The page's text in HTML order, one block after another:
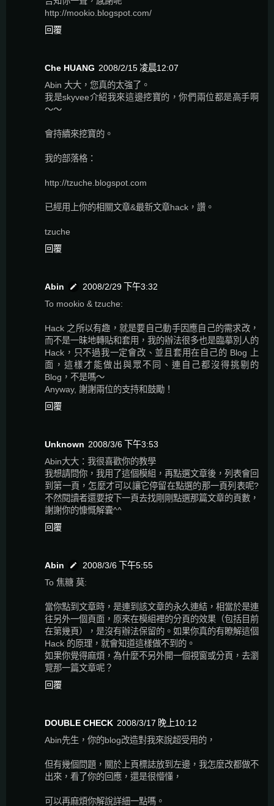
http://mookio.blogspot.com/
回覆
Che HUANG 2008/2/15 凌晨12:07
Abin 大大，您真的太強了。
我是skyvee介紹我來這邊挖寶的，你們兩位都是高手啊
～～
會持續來挖寶的。
我的部落格：
http://tzuche.blogspot.com
已經用上你的相關文章&最新文章hack，讚。
tzuche
回覆
Abin
2008/2/29 下午3:32
To mookio & tzuche:
Hack 之所以有趣，就是要自己動手因應自己的需求改，
而不是一昧地轉貼和套用，我的辦法很多也是臨摹別人的
Hack，只不過我一定會改、並且套用在自己的 Blog 上
面，這樣才能做出與眾不同、連自己都沒得挑剔的
Blog，不是嗎～
Anyway, 謝謝兩位的支持和鼓勵！
回覆
Unknown 2008/3/6 下午3:53
Abin大大：我很喜歡你的教學
我想請問你，我用了這個模組，再點選文章後，列表會回
到第一頁，怎麼才可以讓它停留在點選的那一頁列表呢?
不然閱讀者還要按下一頁去找剛剛點選那篇文章的頁數，
謝謝你的慷慨解囊^^
回覆
Abin
2008/3/6 下午5:55
To 焦糖 莫:
當你點到文章時，是連到該文章的永久連結，相當於是連
往另外一個頁面，原來在模組裡的分頁的效果（包括目前
在第幾頁），是沒有辦法保留的。如果你真的有瞭解這個
Hack 的原理，就會知道這樣做不到的。
如果你覺得麻煩，為什麼不另外開一個視窗或分頁，去瀏
覽那一篇文章呢？
回覆
DOUBLE CHECK 2008/3/17 晚上10:12
Abin先生，你的blog改造對我來說超受用的，
但有幾個問題，關於上頁標誌放到左邊，我怎麼改都做不
出來，看了你的回應，還是很懵懂，
可以再麻煩你解說詳細一點嗎。